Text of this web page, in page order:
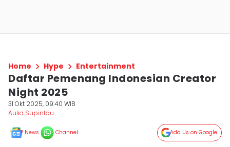
Home Hype Entertainment
Daftar Pemenang Indonesian Creator
Night 2025
31 Okt 2025, 09:40 WIB
Aulia Supintou
News Channel Add Us on Google